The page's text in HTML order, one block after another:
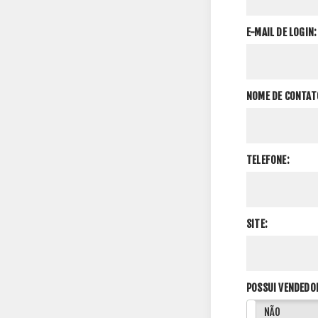
E-MAIL DE LOGIN:
NOME DE
TELEFONE:
SITE:
POSSUI
NÃO